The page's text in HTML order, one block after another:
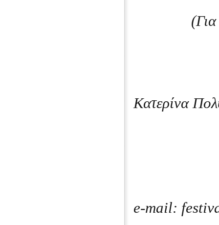
Κατερίνα
e-mail: